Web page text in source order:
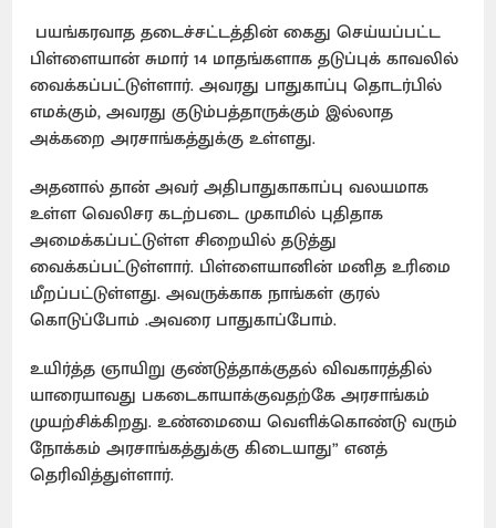
பயங்கரவாத தடைச்சட்டத்தின் கைது செய்யப்பட்ட
பிள்ளையான் சுமார் 14 மாதங்களாக தடுப்புக் காவலில்
வைக்கப்பட்டுள்ளார். அவரது பாதுகாப்பு தொடர்பில்
எமக்கும், அவரது குடும்பத்தாருக்கும் இல்லாத
அக்கறை அரசாங்கத்துக்கு உள்ளது.
அதனால் தான் அவர் அதிபாதுகாகாப்பு வலயமாக
உள்ள வெலிசர கடற்படை முகாமில் புதிதாக
அமைக்கப்பட்டுள்ள சிறையில் தடுத்து
வைக்கப்பட்டுள்ளார். பிள்ளையானின் மனித உரிமை
மீறப்பட்டுள்ளது. அவருக்காக நாங்கள் குரல்
கொடுப்போம் .அவரை பாதுகாப்போம்.
உயிர்த்த ஞாயிறு குண்டுத்தாக்குதல் விவகாரத்தில்
யாரையாவது பகடைகாயாக்குவதற்கே அரசாங்கம்
முயற்சிக்கிறது. உண்மையை வெளிக்கொண்டு வரும்
நோக்கம் அரசாங்கத்துக்கு கிடையாது” எனத்
தெரிவித்துள்ளார்.